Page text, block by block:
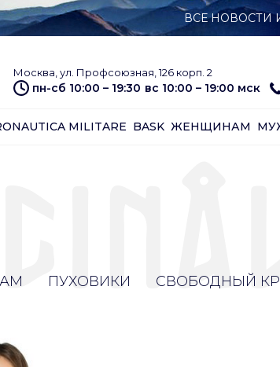
ВСЕ НОВОСТИ
Москва, ул. Профсоюзная, 126 корп. 2
пн-сб 10:00 – 19:30 вс 10:00 – 19:00 мск
MILITARE BASK ЖЕНЩИНАМ
ПУХОВИКИ СВОБОДНЫЙ